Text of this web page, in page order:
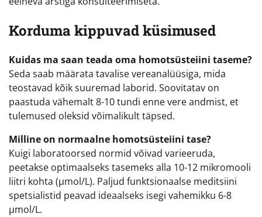
Korduma kippuvad küsimused
Kuidas ma saan teada oma homotsüsteiini taseme?
Seda saab määrata tavalise vereanalüüsiga, mida
teostavad kõik suuremad laborid. Soovitatav on
paastuda vähemalt 8-10 tundi enne vere andmist, et
tulemused oleksid võimalikult täpsed.
Milline on normaalne homotsüsteiini tase?
Kuigi laboratoorsed normid võivad varieeruda,
peetakse optimaalseks tasemeks alla 10-12 mikromooli
liitri kohta (µmol/L). Paljud funktsionaalse meditsiini
spetsialistid peavad ideaalseks isegi vahemikku 6-8
µmol/L.